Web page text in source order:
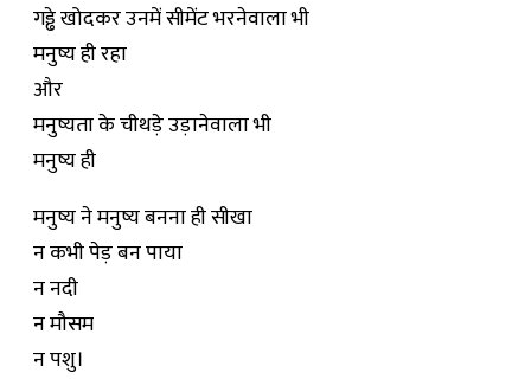
गड्ढे खोदकर उनमें सीमेंट भरनेवाला भी
मनुष्य ही रहा
और
मनुष्यता के चीथड़े उड़ानेवाला भी
मनुष्य ही
मनुष्य ने मनुष्य बनना ही सीखा
न कभी पेड़ बन पाया
न नदी
न मौसम
न पशु।